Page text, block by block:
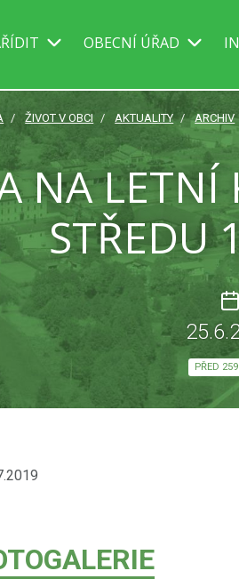
OBECNÍ ÚŘAD
ŽIVOT V OBCI AKTUALITY ARCHIV
NA
STŘEDU
PŘED